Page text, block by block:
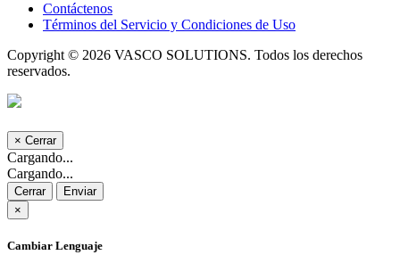
Contáctenos
Términos del Servicio y Condiciones de Uso
Copyright © 2026 VASCO SOLUTIONS. Todos los derechos
reservados.
× Cerrar
Cargando...
Cargando...
Cerrar
Enviar
×
Cambiar Lenguaje